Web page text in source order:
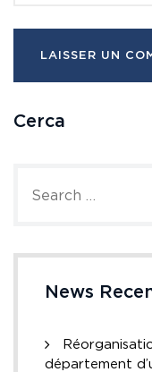
Cerca
News
département